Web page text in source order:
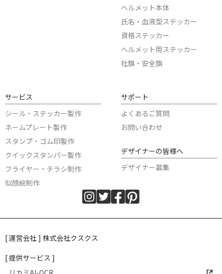
ヘルメット本体
氏名・血液型ステッカー
資格ステッカー
ヘルメット用ステッカー
社旗・安全旗
サービス
シール・ステッカー製作
ネームプレート製作
スタンプ・ゴム印製作
クイックスタンパー製作
フライヤー・チラシ制作
似顔絵制作
サポート
よくあるご質問
お問い合わせ
デザイナーの皆様へ
デザイナー募集
[ 運営会社 ] 株式会社クスクス
[ 提供サービス ]